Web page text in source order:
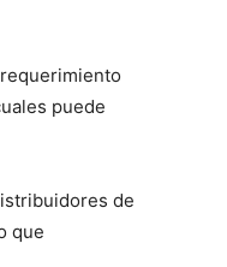
puede
de
que